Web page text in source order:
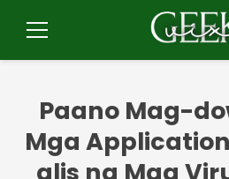
paraMenu
Paano Mag-
Mga
alis ng Mga